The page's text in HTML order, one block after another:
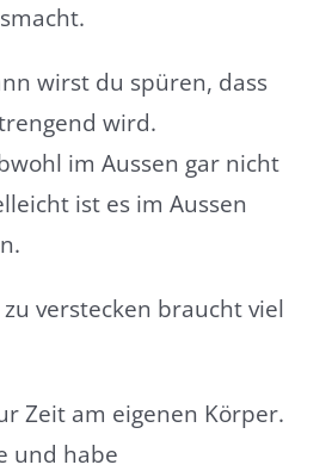
wirst du spüren, dass
wird.
im Aussen gar nicht
ist es im Aussen
verstecken braucht viel
Zeit am eigenen Körper.
und habe